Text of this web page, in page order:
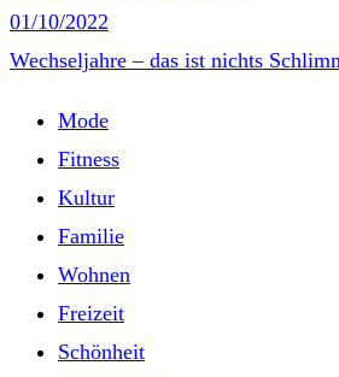
01/10/2022
Wechseljahre – das ist nichts
Mode
Fitness
Kultur
Familie
Wohnen
Freizeit
Schönheit